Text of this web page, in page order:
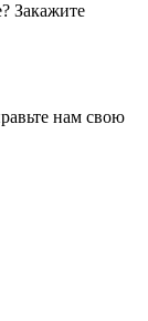
Закажите
нам свою